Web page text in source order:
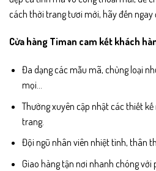
cách thời trang tươi mới, hãy đến ngay
Cửa hàng Timan cam kết khách
Đa dạng các mẫu mã, chủng loại
mọi…
Thường xuyên cập nhật các thiết
trang.
Đội ngũ nhân viên nhiệt tình, thân
Giao hàng tận nơi nhanh chóng với